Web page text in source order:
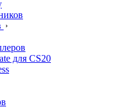
для CS20